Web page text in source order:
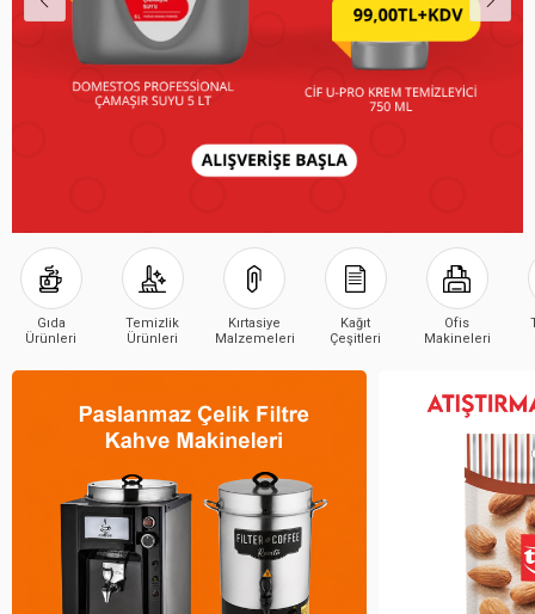
Gıda
Ürünleri
Temizlik
Ürünleri
Kırtasiye
Malzemeleri
Kağıt
Çeşitleri
Ofis
Makineleri